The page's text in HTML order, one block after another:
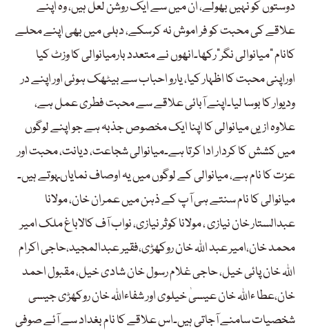
دوستوں کو نہیں بھولے، ان میں سے ایک روشن لعل ہیں، وہ اپنے
علاقے کی محبت کو فر اموش نہ کرسکے، دہلی میں بھی اپنے محلے
کانام “میانوالی نگر”رکھا۔انھوں نے متعدد بارمیانوالی کا وزٹ کیا
اوراپنی محبت کا اظہار کیا، یارو احباب سے بیٹھک ہوئی اور اپنے در
ودیوار کا بوسا لیا۔اپنے آبائی علاقے سے محبت فطری عمل ہے،
علاوہ ازیں میانوالی کا اپنا ایک مخصوص جذبہ ہے جو اپنے لوگوں
میں کشش کا کردار ادا کرتا ہے۔میانوالی شجاعت، دیانت، محبت اور
عزت کا نام ہے، میانوالی کے لوگوں میں یہ اوصاف نمایاںہوتے ہیں۔
میانوالی کا نام سنتے ہی آپ کے ذہن میں عمران خان، مولانا
عبدالستار خان نیازی ، مولانا کوثر نیازی، نواب آف کالاباغ ملک امیر
محمد خان،امیر عبد اللہ خان روکھڑی،فقیر عبدالمجید،حاجی اکرام
اللہ خان پائی خیل، حاجی غلام رسول خان شادی خیل، مقبول احمد
خان،عطا ءاللہ خان عیسیٰ خیلوی اور شفاءاللہ خان روکھڑی جیسی
شخصیات سامنے آجاتی ہیں۔اس علاقے کا نام بغداد سے آئے صوفی